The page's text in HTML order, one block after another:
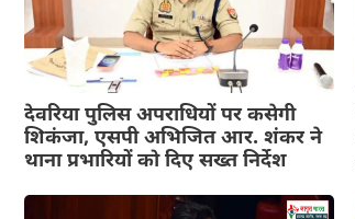
देवरिया पुलिस अपराधियों पर कसेगी
शिकंजा, एसपी अभिजित आर. शंकर ने
थाना प्रभारियों को दिए सख्त निर्देश